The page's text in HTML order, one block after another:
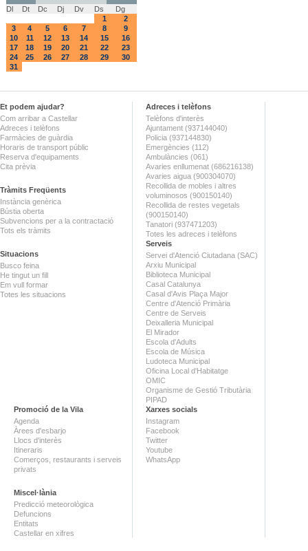
Dl
Dt Dc Dj Dv Ds
Dg
1
2
3
4 5 6 7 8
9
10
11 12 13 14 15
16
17
18 19 20 21 22
23
24
25 26 27 28 29
30
31
Et podem ajudar?
Com arribar a Castellar
Adreces i telèfons
Farmàcies de guàrdia
Horaris de transport públic
Reserva d'equipaments
Cita prèvia
Tràmits Freqüents
Instància genèrica
Bústia oberta
Subvencions per a la contractació
Tots els tràmits
Situacions
Busco feina
He tingut un fill
Em vull formar
Totes les situacions
Adreces i telèfons
Telèfons d'interès
Ajuntament (937144040)
Policia (937144830)
Emergències (112)
Ambulàncies (061)
Avaries enllumenat (686216138)
Avaries aigua (900304070)
Recollida de mobles i altres
voluminosos (900150140)
Recollida de restes vegetals
(900150140)
Tanatori (937471203)
Totes les adreces i telèfons
Serveis
Servei d'Atenció Ciutadana (SAC)
Arxiu Municipal
Biblioteca Municipal
Casal Catalunya
Casal d'Avis Plaça Major
Centre d'Atenció Primària
Centre de Serveis
Deixalleria Municipal
El Mirador
Escola d'Adults
Escola de Música
Ludoteca Municipal
Oficina Local d'Habitatge
OMIC
Organisme de Gestió Tributària
PIPAD
Promoció de la Vila
Agenda
Àrees d'esbarjo
Llocs d'interès
Itineraris
Comerços, restaurants i serveis
privats
Miscel·lània
Predicció meteorològica
Defuncions
Entitats
Castellar en xifres
Xarxes socials
Instagram
Facebook
Twitter
Youtube
WhatsApp